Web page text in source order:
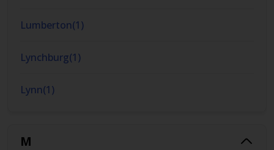
Lumberton(1)
Lynchburg(1)
Lynn(1)
M